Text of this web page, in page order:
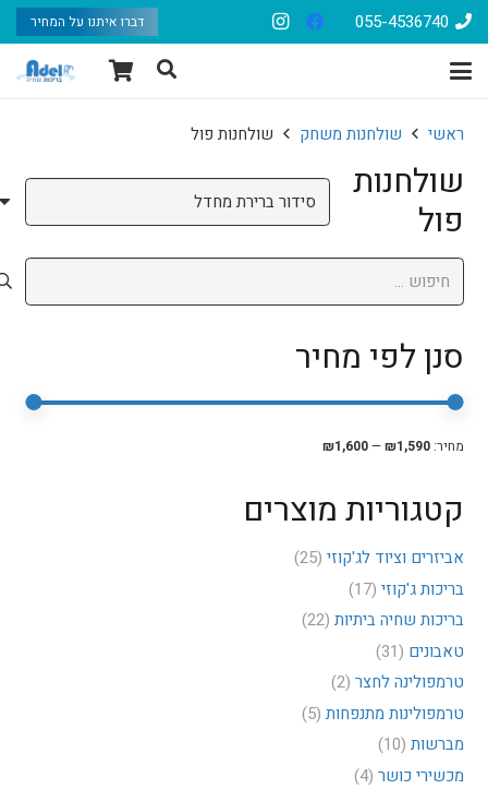
055-4536740 דברו איתנו על המחיר
ראשי שולחנות משחק שולחנות פול
שולחנות
פול
חיפוש:
סנן לפי מחיר
מחיר:₪1,590
—
₪1,600
קטגוריות מוצרים
אביזרים וציוד לג'קוזי (25)
בריכות ג'קוזי (17)
בריכות שחיה ביתיות (22)
טאבונים (31)
טרמפולינה לחצר (2)
טרמפולינות מתנפחות (5)
מברשות (10)
מכשירי כושר (4)